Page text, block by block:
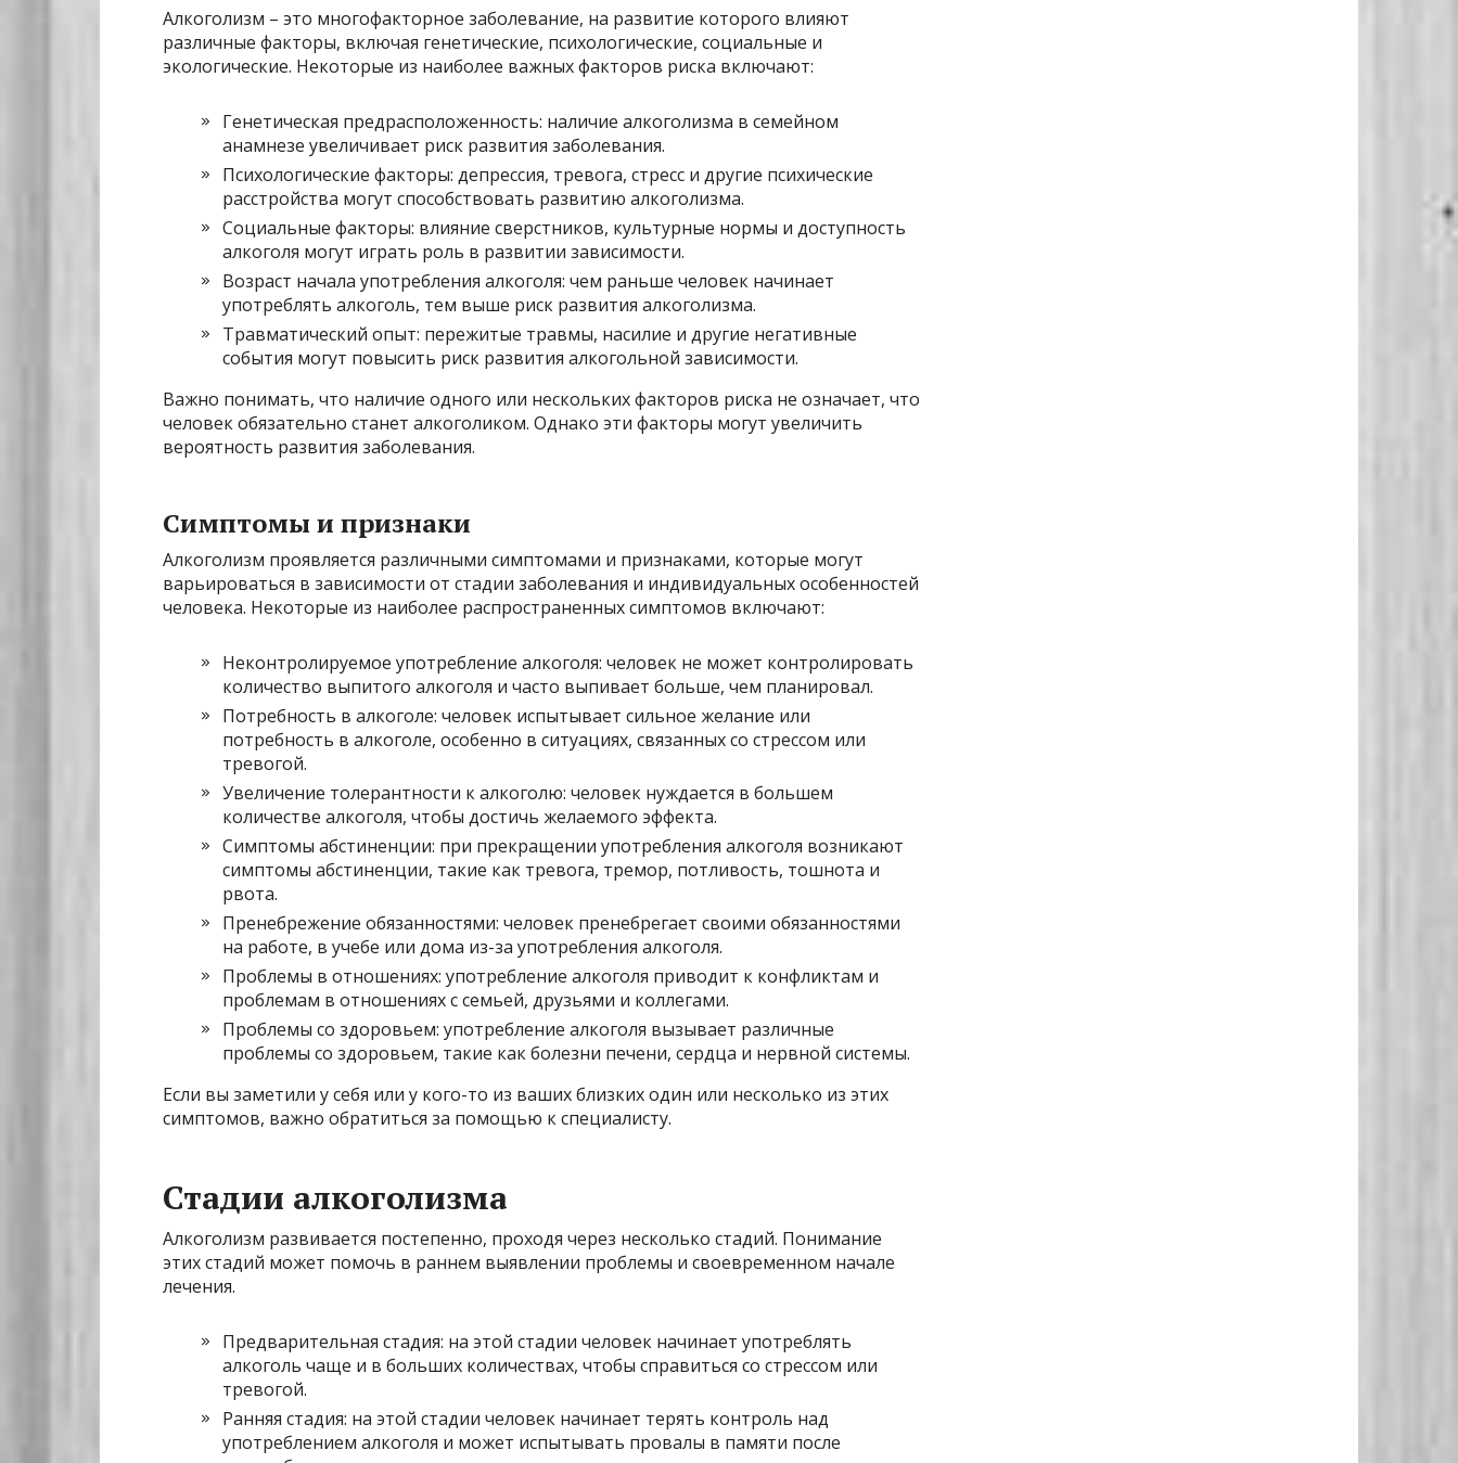
Алкоголизм – это многофакторное заболевание, на развитие которого влияют
различные факторы, включая генетические, психологические, социальные и
экологические. Некоторые из наиболее важных факторов риска включают:
Генетическая предрасположенность: наличие алкоголизма в семейном
анамнезе увеличивает риск развития заболевания.
Психологические факторы: депрессия, тревога, стресс и другие психические
расстройства могут способствовать развитию алкоголизма.
Социальные факторы: влияние сверстников, культурные нормы и доступность
алкоголя могут играть роль в развитии зависимости.
Возраст начала употребления алкоголя: чем раньше человек начинает
употреблять алкоголь, тем выше риск развития алкоголизма.
Травматический опыт: пережитые травмы, насилие и другие негативные
события могут повысить риск развития алкогольной зависимости.
Важно понимать, что наличие одного или нескольких факторов риска не означает, что
человек обязательно станет алкоголиком. Однако эти факторы могут увеличить
вероятность развития заболевания.
Симптомы и признаки
Алкоголизм проявляется различными симптомами и признаками, которые могут
варьироваться в зависимости от стадии заболевания и индивидуальных особенностей
человека. Некоторые из наиболее распространенных симптомов включают:
Неконтролируемое употребление алкоголя: человек не может контролировать
количество выпитого алкоголя и часто выпивает больше, чем планировал.
Потребность в алкоголе: человек испытывает сильное желание или
потребность в алкоголе, особенно в ситуациях, связанных со стрессом или
тревогой.
Увеличение толерантности к алкоголю: человек нуждается в большем
количестве алкоголя, чтобы достичь желаемого эффекта.
Симптомы абстиненции: при прекращении употребления алкоголя возникают
симптомы абстиненции, такие как тревога, тремор, потливость, тошнота и
рвота.
Пренебрежение обязанностями: человек пренебрегает своими обязанностями
на работе, в учебе или дома из-за употребления алкоголя.
Проблемы в отношениях: употребление алкоголя приводит к конфликтам и
проблемам в отношениях с семьей, друзьями и коллегами.
Проблемы со здоровьем: употребление алкоголя вызывает различные
проблемы со здоровьем, такие как болезни печени, сердца и нервной системы.
Если вы заметили у себя или у кого-то из ваших близких один или несколько из этих
симптомов, важно обратиться за помощью к специалисту.
Стадии алкоголизма
Алкоголизм развивается постепенно, проходя через несколько стадий. Понимание
этих стадий может помочь в раннем выявлении проблемы и своевременном начале
лечения.
Предварительная стадия: на этой стадии человек начинает употреблять
алкоголь чаще и в больших количествах, чтобы справиться со стрессом или
тревогой.
Ранняя стадия: на этой стадии человек начинает терять контроль над
употреблением алкоголя и может испытывать провалы в памяти после